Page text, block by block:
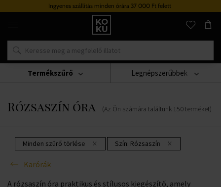
minden órára 37 000 Ft felett
Eredeti
parfümök
órák
egy
Karórák Rózsaszín Óra
Rózsaszín óra (Az Ön számára találtunk 150terméket)
Legnépszerűbbek
Minden szűrő törlése Szín: Rózsaszín
Karórák
Termékszűrő
A rózsaszín óra praktikus és stílusos kiegészítő, amely